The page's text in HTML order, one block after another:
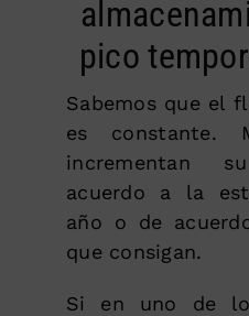
pico
Sabemos que el
es constante.
incrementan
acuerdo a la
año o de
que consigan.
Si en uno de